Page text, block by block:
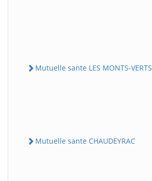
Mutuelle sante LES MONTS-VERTS
Mutuelle sante CHAUDEYRAC